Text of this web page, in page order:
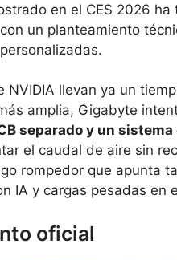
en el CES 2026 ha
un planteamiento
llevan ya un
amplia, Gigabyte
separado y un sistema
el caudal de aire sin
rompedor que apunta
IA y cargas pesadas en
oficial